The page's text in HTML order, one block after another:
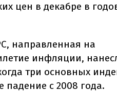
цен в декабре в
направленная на
инфляции,
три основных
падение с 2008 года.